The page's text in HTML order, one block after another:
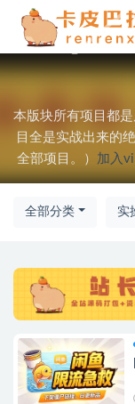
本版块所有项目都
目全是实战出来的
全部项目。） 加入
全部分类 实
全部